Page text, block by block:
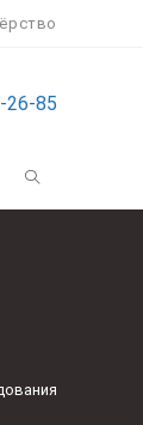
26-85